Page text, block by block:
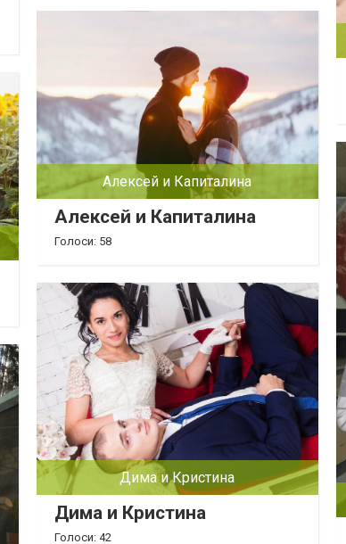
Алексей и Капиталина
Алексей и Капиталина
Голоси: 58
Дима и Кристина
Дима и Кристина
Голоси: 42